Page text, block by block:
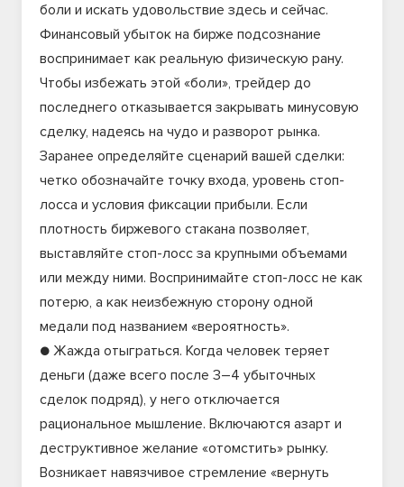
боли и искать удовольствие здесь и сейчас.
Финансовый убыток на бирже подсознание
воспринимает как реальную физическую рану.
Чтобы избежать этой «боли», трейдер до
последнего отказывается закрывать минусовую
сделку, надеясь на чудо и разворот рынка.
Заранее определяйте сценарий вашей сделки:
четко обозначайте точку входа, уровень стоп-
лосса и условия фиксации прибыли. Если
плотность биржевого стакана позволяет,
выставляйте стоп-лосс за крупными объемами
или между ними. Воспринимайте стоп-лосс не как
потерю, а как неизбежную сторону одной
медали под названием «вероятность».
● Жажда отыграться. Когда человек теряет
деньги (даже всего после 3–4 убыточных
сделок подряд), у него отключается
рациональное мышление. Включаются азарт и
деструктивное желание «отомстить» рынку.
Возникает навязчивое стремление «вернуть